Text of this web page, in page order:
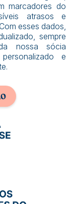
marcadores do
atrasos e
esses dados,
sempre
nossa sócia
e